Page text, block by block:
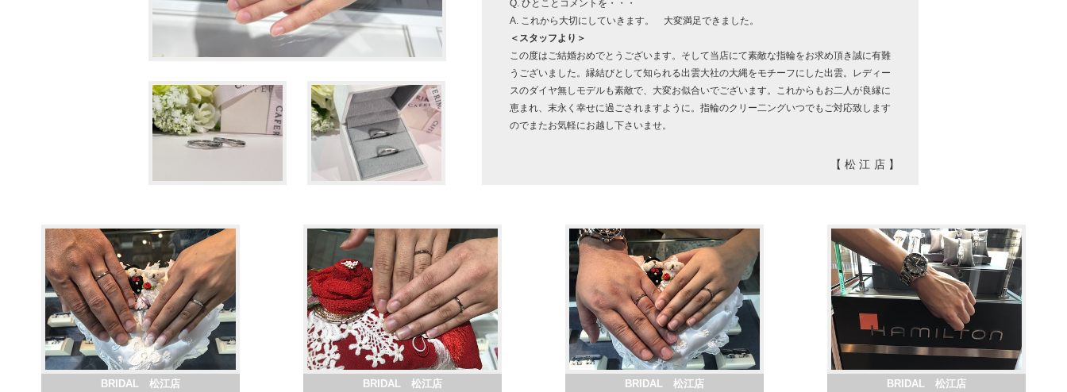
Q. ひとことコメントを・・・
A. これから大切にしていきます。 大変満足できました。
＜スタッフより＞
この度はご結婚おめでとうございます。そして当店にて素敵な指輪をお求め頂き誠に有難
うございました。縁結びとして知られる出雲大社の大縄をモチーフにした出雲。レディー
スのダイヤ無しモデルも素敵で、大変お似合いでございます。これからもお二人が良縁に
恵まれ、末永く幸せに過ごされますように。指輪のクリー二ングいつでもご対応致します
のでまたお気軽にお越し下さいませ。
【松江店】
BRIDAL 松江店 BRIDAL 松江店 BRIDAL 松江店 BRIDAL 松江店